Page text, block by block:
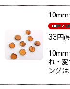
10mm
33円(
10mm
れ・
ング